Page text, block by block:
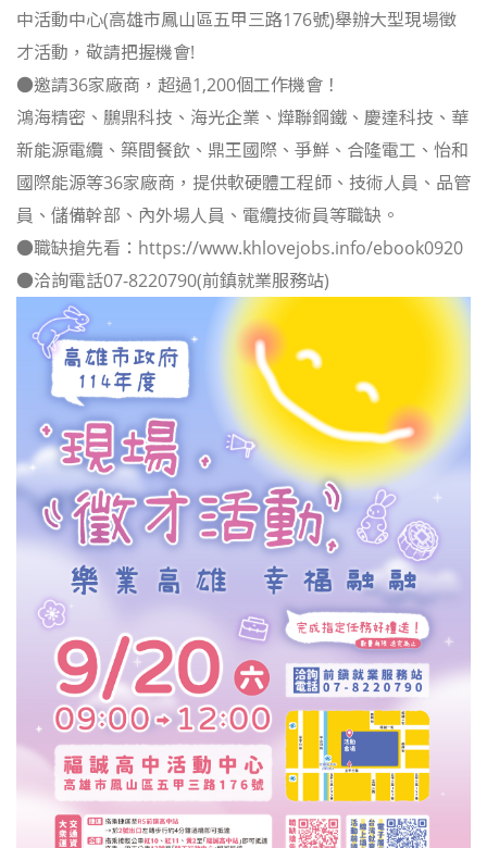
中活動中心(高雄市鳳山區五甲三路176號)舉辦大型現場徵
才活動，敬請把握機會!
●邀請36家廠商，超過1,200個工作機會！
鴻海精密、鵬鼎科技、海光企業、燁聯鋼鐵、慶達科技、華
新能源電纜、築間餐飲、鼎王國際、爭鮮、合隆電工、怡和
國際能源等36家廠商，提供軟硬體工程師、技術人員、品管
員、儲備幹部、內外場人員、電纜技術員等職缺。
●職缺搶先看：https://www.khlovejobs.info/ebook0920
●洽詢電話07-8220790(前鎮就業服務站)